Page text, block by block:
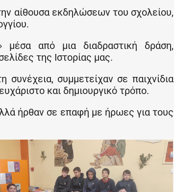
αίθουσα εκδηλώσεων του σχολείου,
μέσα από μια διαδραστική δράση,
της Ιστορίας μας.
συμμετείχαν σε παιχνίδια
και δημιουργικό τρόπο.
ήρθαν σε επαφή με ήρωες για τους